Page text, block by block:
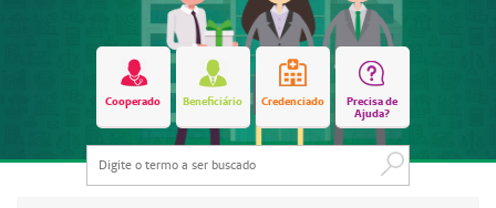
Cooperado Beneficiário Credenciado
Precisa de
Ajuda?